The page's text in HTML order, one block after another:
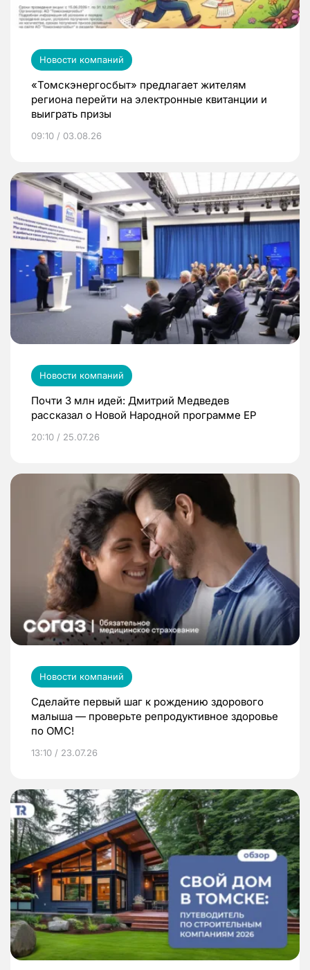
Новости компаний
«Томскэнергосбыт» предлагает жителям
региона перейти на электронные квитанции и
выиграть призы
09:10 / 03.08.26
Новости компаний
Почти 3 млн идей: Дмитрий Медведев
рассказал о Новой Народной программе ЕР
20:10 / 25.07.26
Новости компаний
Сделайте первый шаг к рождению здорового
малыша — проверьте репродуктивное здоровье
по ОМС!
13:10 / 23.07.26